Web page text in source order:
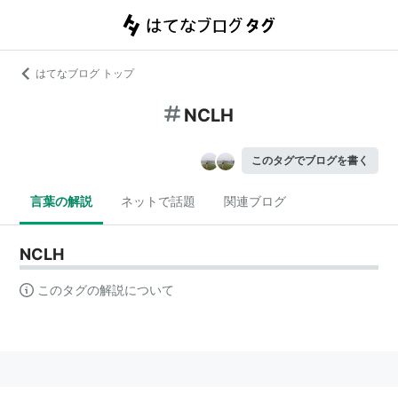
はてなブログ トップ
NCLH
このタグでブログを書く
言葉の解説 ネットで話題 関連ブログ
NCLH
このタグの解説について